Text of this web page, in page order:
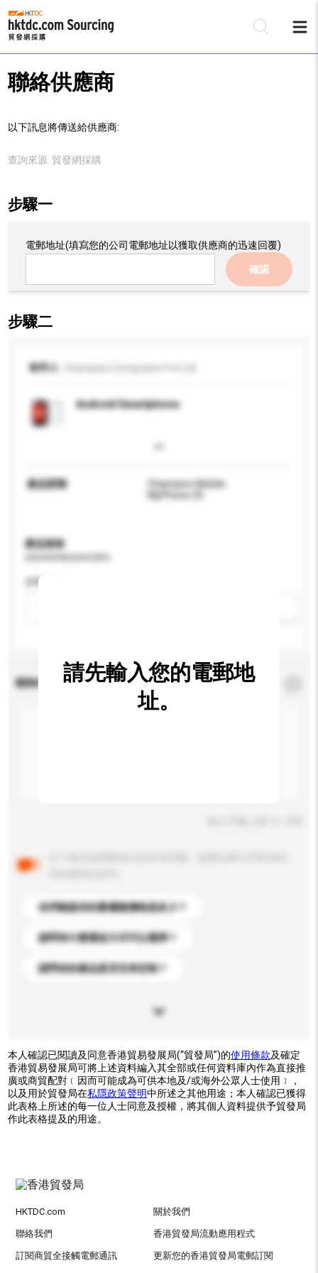
聯絡供應商
以下訊息將傳送給供應商:
查詢來源: 貿發網採購
步驟一
電郵地址(填寫您的公司電郵地址以獲取供應商的迅速回覆)
確認
步驟二
收件人
Android Smartphone
產品型號
Champion Mobile
產品規格
屏幕尺寸
查詢內容 *必須填寫
你們能提供的最優惠價格是多少？
請問有什麼運送方式可以選擇？
請問你的產品是否支持定制？
請先輸入您的電郵地
址。
本人確認已閱讀及同意香港貿易發展局(“貿發局”)的使用條款及確定
香港貿易發展局可將上述資料編入其全部或任何資料庫內作為直接推
廣或商貿配對﹝因而可能成為可供本地及/或海外公眾人士使用﹞，
以及用於貿發局在私隱政策聲明中所述之其他用途；本人確認已獲得
此表格上所述的每一位人士同意及授權，將其個人資料提供予貿發局
作此表格提及的用途。
HKTDC.com 關於我們
聯絡我們 香港貿發局流動應用程式
訂閱商貿全接觸電郵通訊 更新您的香港貿發局電郵訂閱